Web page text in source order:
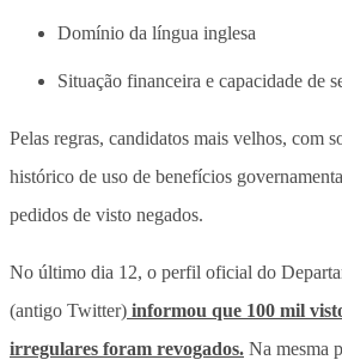
Domínio da língua inglesa
Situação financeira e capacidade de
Pelas regras, candidatos mais velhos, com
histórico de uso de benefícios
pedidos de visto negados.
No último dia 12, o perfil oficial do
(antigo Twitter) informou que 100 mil
irregulares foram revogados. Na mesma